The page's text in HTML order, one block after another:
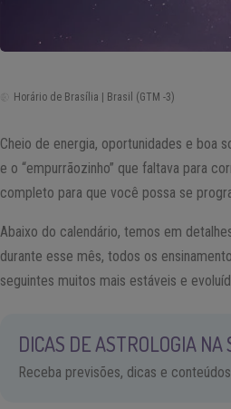
Horário de Brasília | Brasil (GTM -3)
Cheio de energia, oportunidades e boa
e o “empurrãozinho” que faltava para
completo para que você possa se
Abaixo do calendário, temos em
durante esse mês, todos os
seguintes muitos mais estáveis e
DICAS DE ASTROLOGIA NA
Receba previsões, dicas e